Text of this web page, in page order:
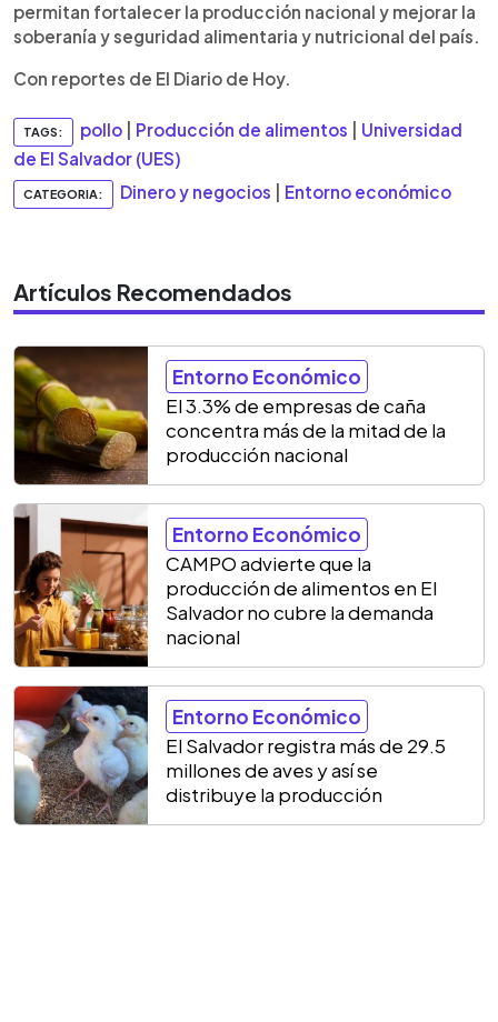
permitan fortalecer la producción nacional y mejorar la
soberanía y seguridad alimentaria y nutricional del país.
Con reportes de El Diario de Hoy.
TAGS: pollo Producción de alimentos
Universidad
de El Salvador (UES)
CATEGORIA: Dinero y negocios Entorno económico
Artículos Recomendados
Entorno Económico
El 3.3% de empresas de caña
concentra más de la mitad de la
producción nacional
Entorno Económico
CAMPO advierte que la
producción de alimentos en El
Salvador no cubre la demanda
nacional
Entorno Económico
El Salvador registra más de 29.5
millones de aves y así se
distribuye la producción